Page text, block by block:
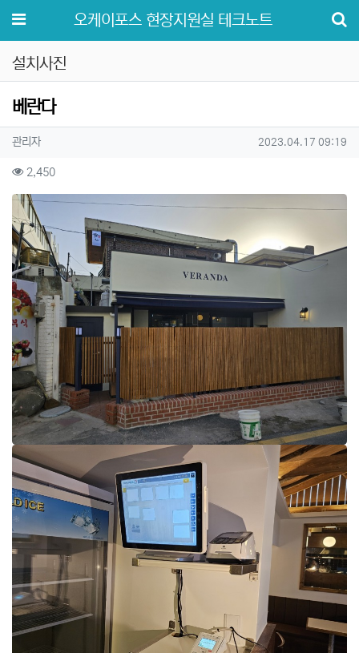
메뉴 오케이포스 현장지원실 테크노트
설치사진
베란다
작성자 정보
관리자작성 작성일
2023.04.17 09:19
컨텐츠 정보
2,450조회
본문